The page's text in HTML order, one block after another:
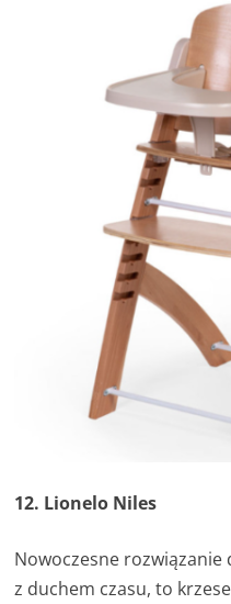
12. Lionelo Niles
Nowoczesne
z duchem czasu, to